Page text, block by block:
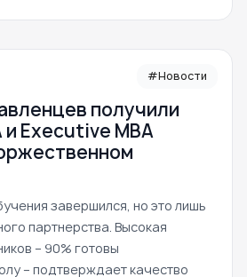
#Новости
получили
Executive MBA
завершился, но это лишь
партнерства. Высокая
– 90% готовы
– подтверждает качество